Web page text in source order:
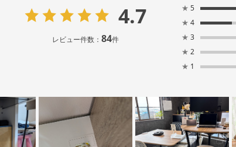
4.7
レビュー件数： 84件
★ 5
★ 4
★ 3
★ 2
★ 1